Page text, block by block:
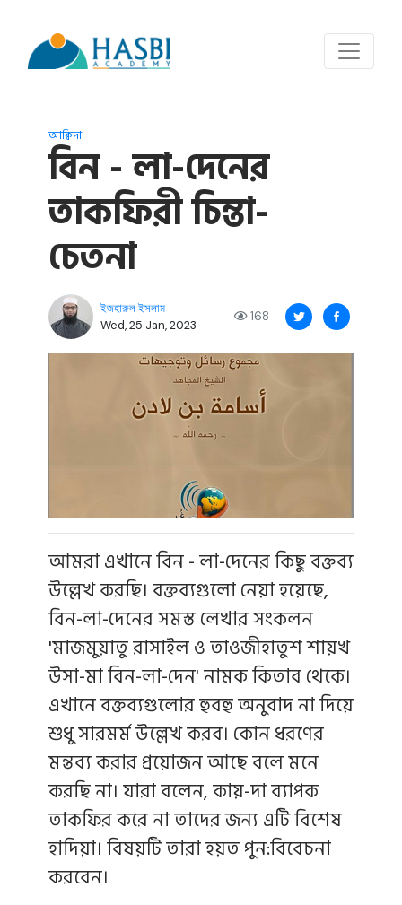
আক্বিদা
বিন - লা-দেনের
তাকফিরী চিন্তা-
চেতনা
ইজহারুল ইসলাম
Wed, 25 Jan, 2023
168
আমরা এখানে বিন - লা-দেনের কিছু বক্তব্য
উল্লেখ করছি। বক্তব্যগুলো নেয়া হয়েছে,
বিন-লা-দেনের সমস্ত লেখার সংকলন
'মাজমুয়াতু রাসাইল ও তাওজীহাতুশ শায়খ
উসা-মা বিন-লা-দেন' নামক কিতাব থেকে।
এখানে বক্তব্যগুলোর হুবহু অনুবাদ না দিয়ে
শুধু সারমর্ম উল্লেখ করব। কোন ধরণের
মন্তব্য করার প্রয়োজন আছে বলে মনে
করছি না। যারা বলেন, কায়-দা ব্যাপক
তাকফির করে না তাদের জন্য এটি বিশেষ
হাদিয়া। বিষয়টি তারা হয়ত পুন:বিবেচনা
করবেন।